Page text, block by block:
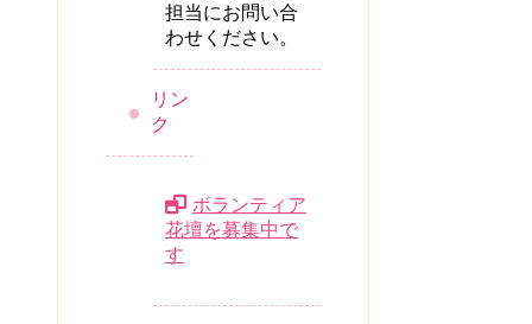
担当にお問い合
わせください。
リン
ク
ボランティア
花壇を募集中で
す